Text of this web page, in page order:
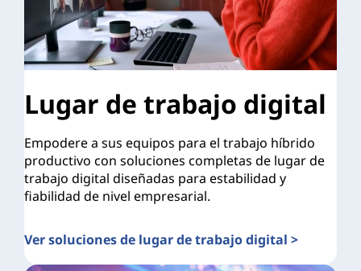
Lugar de trabajo digital
Empodere a sus equipos para el trabajo híbrido
productivo con soluciones completas de lugar de
trabajo digital diseñadas para estabilidad y
fiabilidad de nivel empresarial.
Ver soluciones de lugar de trabajo digital >